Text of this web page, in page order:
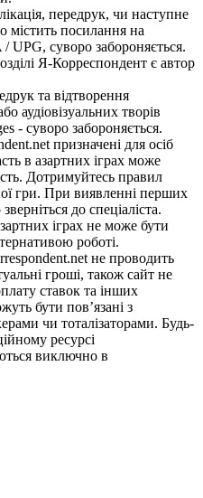
передрук, чи наступне
містить посилання на
UPG, суворо забороняється.
Я-Корреспондент є автор
та відтворення
аудіовізуальних творів
- суворо забороняється.
призначені для осіб
в азартних іграх може
Дотримуйтесь правил
гри. При виявленні перших
до спеціаліста.
іграх не може бути
роботі.
не проводить
гроші, також сайт не
ставок та інших
бути пов’язані з
чи тоталізаторами. Будь-
ресурсі
виключно в